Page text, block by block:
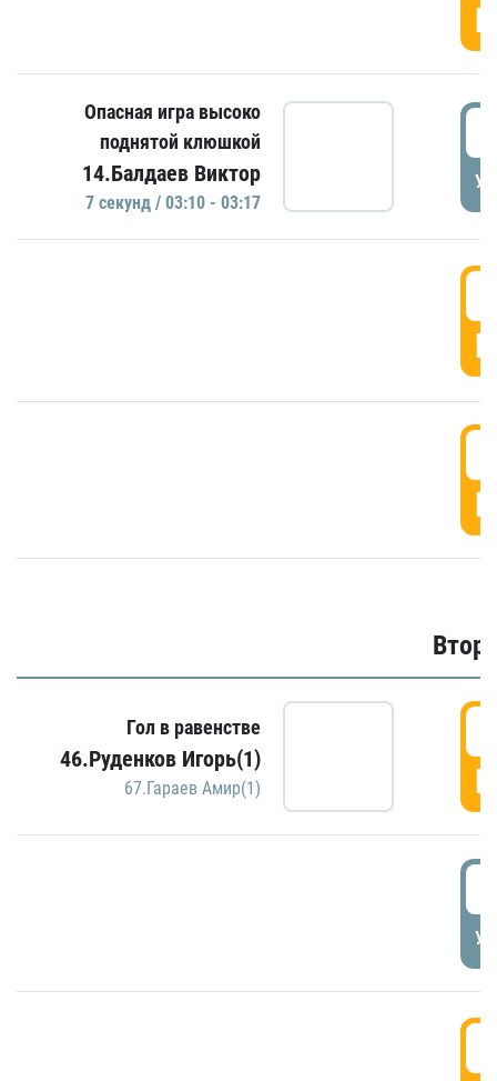
Опасная игра высоко
поднятой клюшкой
14.Балдаев Виктор
7 секунд / 03:10 - 03:17
Гол в равенстве
46.Руденков Игорь(1)
67.Гараев Амир(1)